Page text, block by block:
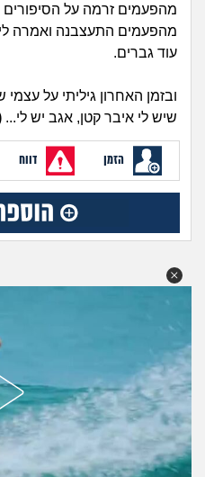
מהפעמים זרמה על
מהפעמים התעצבנה ואמרה
עוד גברים.
ובזמן האחרון גיליתי על
שיש לי איבר קטן, אגב יש לי...
הזמן דווח